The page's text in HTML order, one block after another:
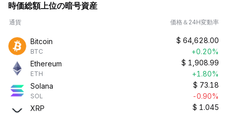
時価総額上位の暗号資産
通貨 価格＆24H変動率
Bitcoin
BTC
$ 64,628.00
+0.20%
Ethereum
ETH
$ 1,908.99
+1.80%
Solana
SOL
$ 73.18
-0.90%
XRP
$ 1.045